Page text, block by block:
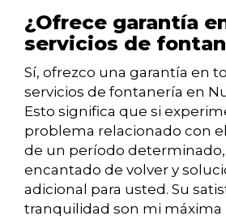
¿Ofrece garantía
servicios de
Sí, ofrezco una garantía en
servicios de fontanería en
Esto significa que si
problema relacionado con
de un período
encantado de volver y
adicional para usted. Su
tranquilidad son mi máxima